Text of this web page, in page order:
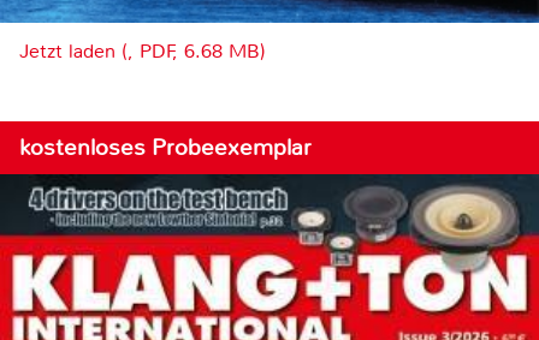
Jetzt laden (, PDF, 6.68 MB)
kostenloses Probeexemplar